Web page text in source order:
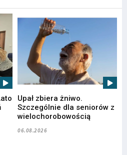
Upał zbiera żniwo.
Szczególnie dla seniorów z
wielochorobowością
06.08.2026